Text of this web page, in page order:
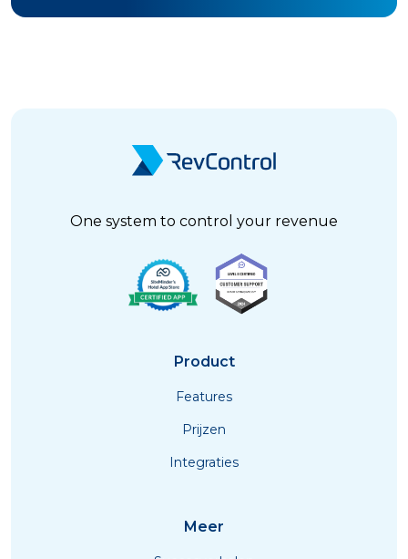
One system to control your revenue
Product
Features
Prijzen
Integraties
Meer